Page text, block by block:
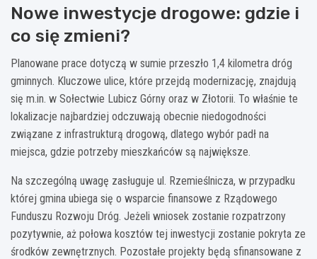
Nowe inwestycje drogowe: gdzie i
co się zmieni?
Planowane prace dotyczą w sumie przeszło 1,4 kilometra dróg
gminnych. Kluczowe ulice, które przejdą modernizację, znajdują
się m.in. w Sołectwie Lubicz Górny oraz w Złotorii. To właśnie te
lokalizacje najbardziej odczuwają obecnie niedogodności
związane z infrastrukturą drogową, dlatego wybór padł na
miejsca, gdzie potrzeby mieszkańców są największe.
Na szczególną uwagę zasługuje ul. Rzemieślnicza, w przypadku
której gmina ubiega się o wsparcie finansowe z Rządowego
Funduszu Rozwoju Dróg. Jeżeli wniosek zostanie rozpatrzony
pozytywnie, aż połowa kosztów tej inwestycji zostanie pokryta ze
środków zewnętrznych. Pozostałe projekty będą sfinansowane z